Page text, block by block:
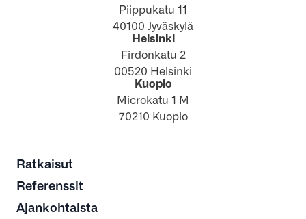
Piippukatu 11
40100 Jyväskylä
Helsinki
Firdonkatu 2
00520 Helsinki
Kuopio
Microkatu 1 M
70210 Kuopio
Ratkaisut
Referenssit
Ajankohtaista